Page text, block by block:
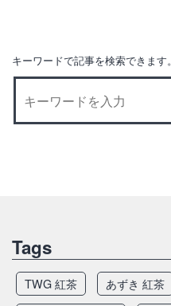
ン
キーワードで記事を検索できます。
Tags
TWG 紅茶 あずき 紅茶